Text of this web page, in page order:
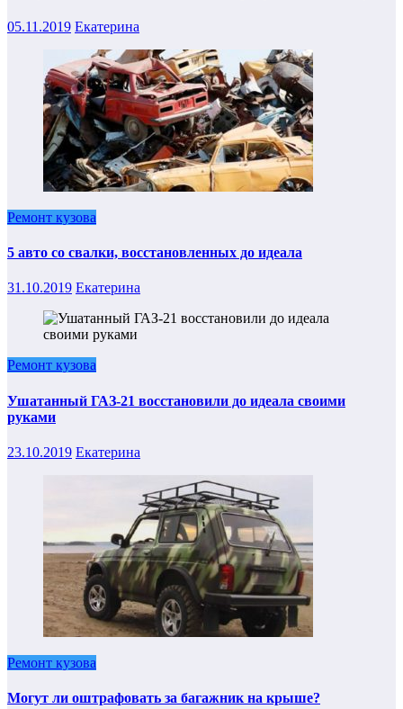
05.11.2019 Екатерина
Ремонт кузова
5 авто со свалки, восстановленных до идеала
31.10.2019 Екатерина
Ремонт кузова
Ушатанный ГАЗ-21 восстановили до идеала своими
руками
23.10.2019 Екатерина
Ремонт кузова
Могут ли оштрафовать за багажник на крыше?